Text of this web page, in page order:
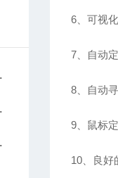
6、可视
7、自动
8、自动
9、鼠标
10、良好